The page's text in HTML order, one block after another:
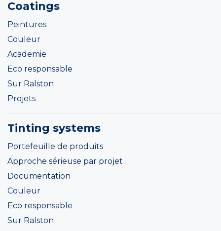
Coatings
Peintures
Couleur
Academie
Eco responsable
Sur Ralston
Projets
Tinting systems
Portefeuille de produits
Approche sérieuse par projet
Documentation
Couleur
Eco responsable
Sur Ralston